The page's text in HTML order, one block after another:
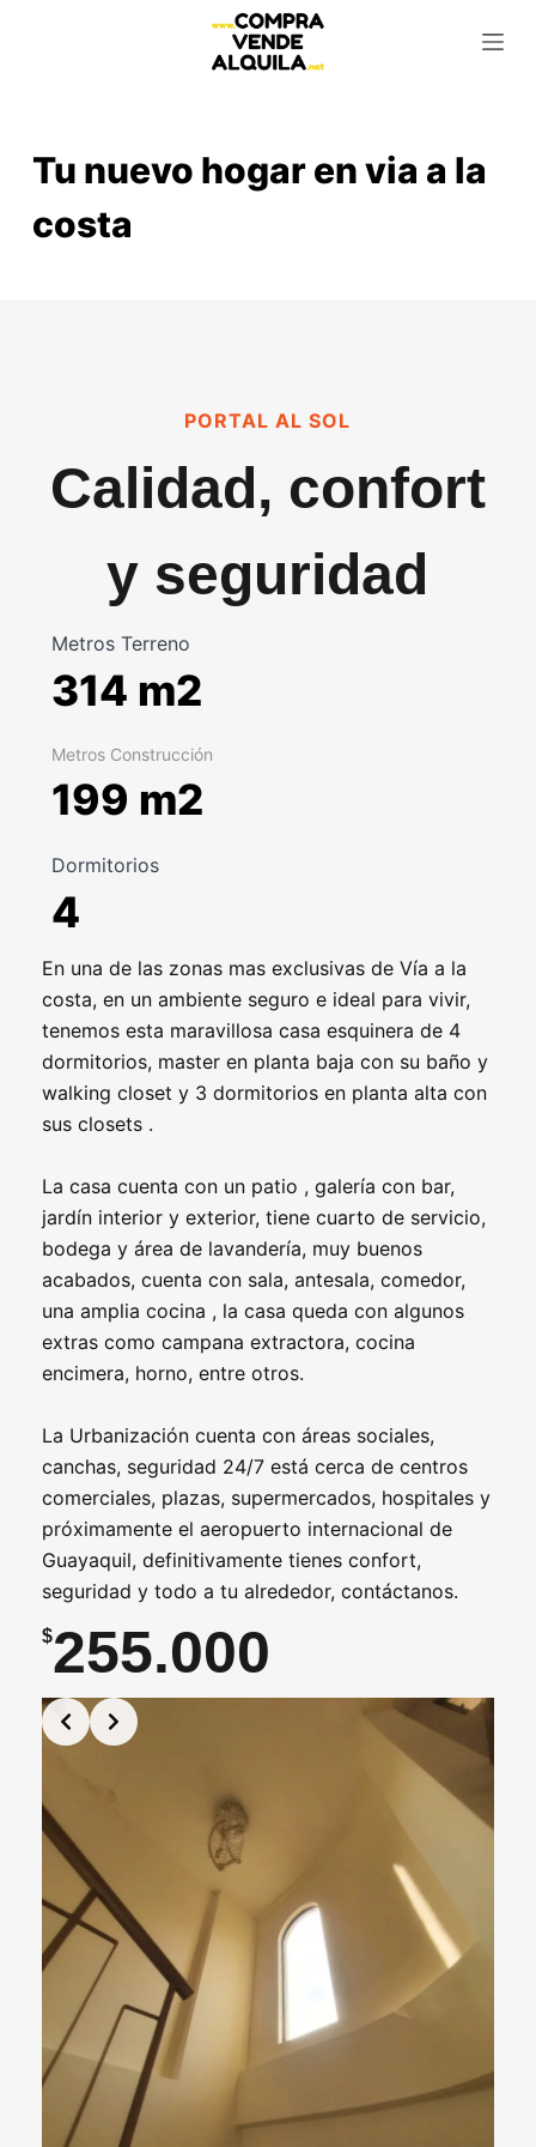
Tu nuevo hogar en via a la
costa
PORTAL AL SOL
Calidad, confort
y seguridad
Metros Terreno
314 m2
Metros Construcción
199 m2
Dormitorios
4
En una de las zonas mas exclusivas de Vía a la
costa, en un ambiente seguro e ideal para vivir,
tenemos esta maravillosa casa esquinera de 4
dormitorios, master en planta baja con su baño y
walking closet y 3 dormitorios en planta alta con
sus closets .
La casa cuenta con un patio , galería con bar,
jardín interior y exterior, tiene cuarto de servicio,
bodega y área de lavandería, muy buenos
acabados, cuenta con sala, antesala, comedor,
una amplia cocina , la casa queda con algunos
extras como campana extractora, cocina
encimera, horno, entre otros.
La Urbanización cuenta con áreas sociales,
canchas, seguridad 24/7 está cerca de centros
comerciales, plazas, supermercados, hospitales y
próximamente el aeropuerto internacional de
Guayaquil, definitivamente tienes confort,
seguridad y todo a tu alrededor, contáctanos.
$255.000